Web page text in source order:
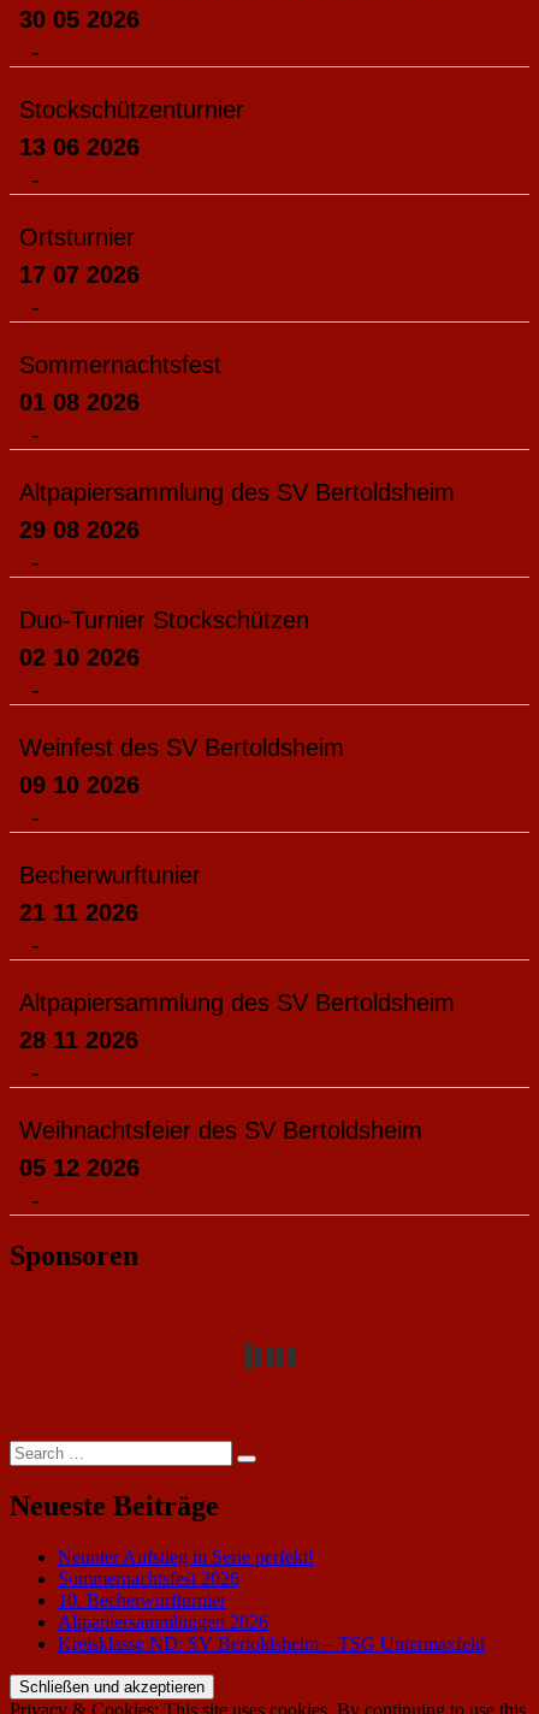
30 05 2026
-
Stockschützenturnier
13 06 2026
-
Ortsturnier
17 07 2026
-
Sommernachtsfest
01 08 2026
-
Altpapiersammlung des SV Bertoldsheim
29 08 2026
-
Duo-Turnier Stockschützen
02 10 2026
-
Weinfest des SV Bertoldsheim
09 10 2026
-
Becherwurftunier
21 11 2026
-
Altpapiersammlung des SV Bertoldsheim
28 11 2026
-
Weihnachtsfeier des SV Bertoldsheim
05 12 2026
-
Sponsoren
Search
for:
Search
Neueste Beiträge
Neunter Aufstieg in Serie perfekt!
Sommernachtsfest 2026
10. Becherwurfturnier
Altpapiersammlungen 2026
Kreisklasse ND: SV Bertoldsheim – TSG Untermaxfeld
Privacy & Cookies: This site uses cookies. By continuing to use this